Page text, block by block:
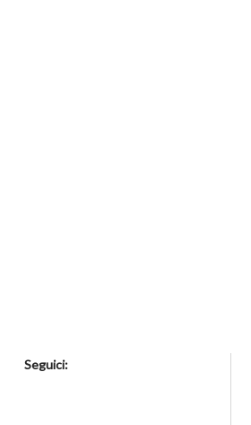
Seguici: